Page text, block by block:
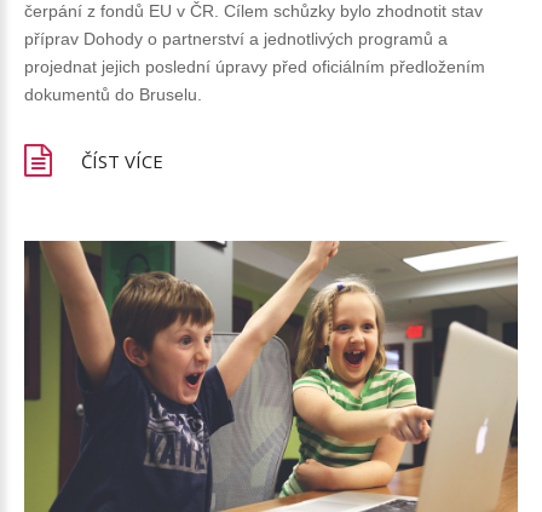
čerpání z fondů EU v ČR. Cílem schůzky bylo zhodnotit stav
příprav Dohody o partnerství a jednotlivých programů a
projednat jejich poslední úpravy před oficiálním předložením
dokumentů do Bruselu.
ČÍST VÍCE